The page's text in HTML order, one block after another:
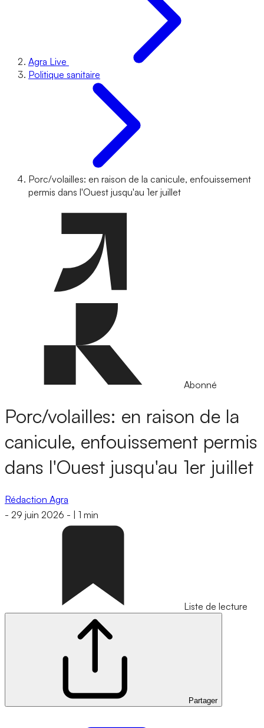
Agra Live
Politique sanitaire
Porc/volailles: en raison de la canicule, enfouissement
permis dans l'Ouest jusqu'au 1er juillet
Abonné
Porc/volailles: en raison de la
canicule, enfouissement permis
dans l'Ouest jusqu'au 1er juillet
Rédaction Agra
- 29 juin 2026 - 1 min
Liste de lecture
Partager